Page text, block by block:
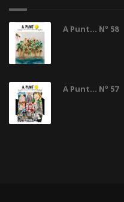
A Punt... Nº 58
A Punt... Nº 57